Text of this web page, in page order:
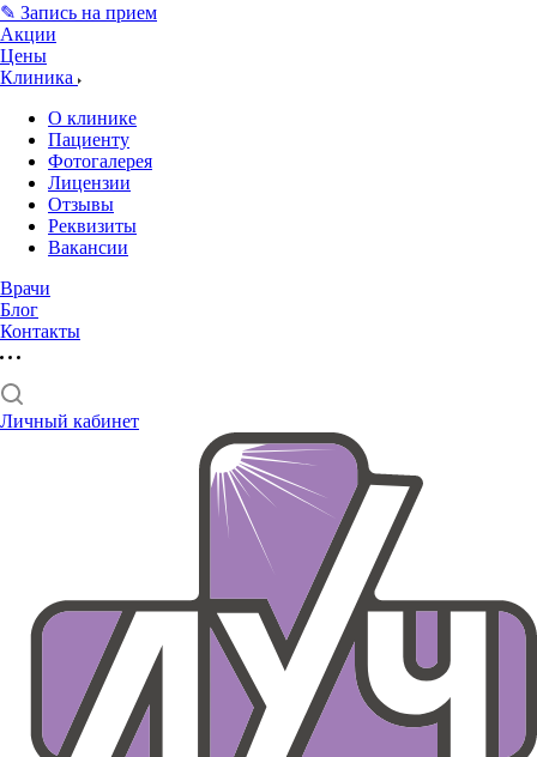
✎ Запись на прием
Акции
Цены
Клиника
О клинике
Пациенту
Фотогалерея
Лицензии
Отзывы
Реквизиты
Вакансии
Врачи
Блог
Контакты
Личный кабинет